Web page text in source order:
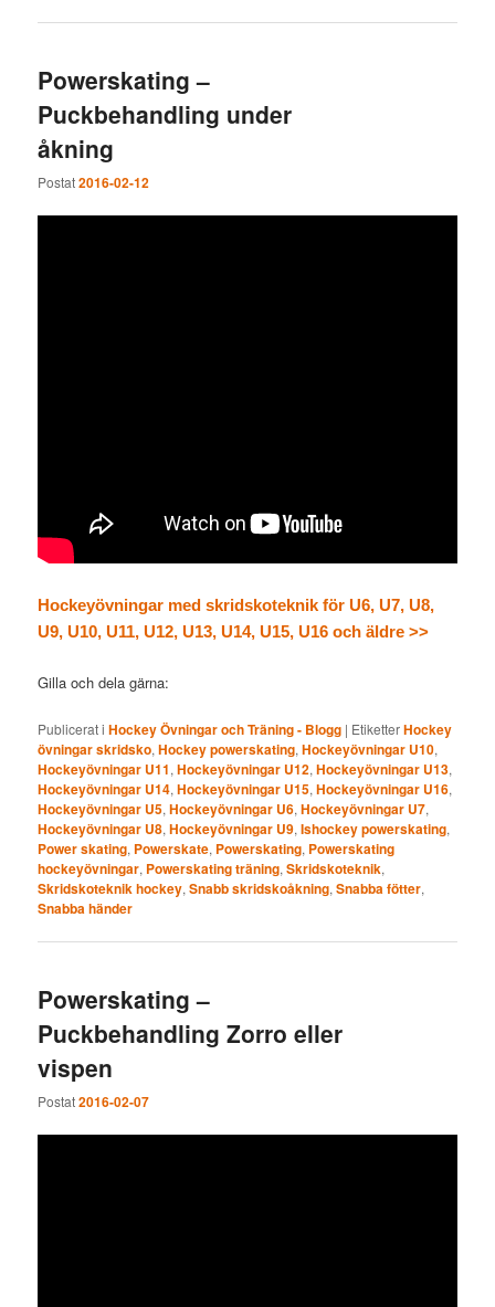
Powerskating –
Puckbehandling under
åkning
Postat2016-02-12
Hockeyövningar med skridskoteknik för U6, U7, U8,
U9, U10, U11, U12, U13, U14, U15, U16 och äldre >>
Gilla och dela gärna:
Publicerat i Hockey Övningar och Träning - Blogg | EtiketterHockey
övningar skridsko,Hockey powerskating,Hockeyövningar U10,
Hockeyövningar U11,Hockeyövningar U12,Hockeyövningar U13,
Hockeyövningar U14,Hockeyövningar U15,Hockeyövningar U16,
Hockeyövningar U5,Hockeyövningar U6,Hockeyövningar U7,
Hockeyövningar U8,Hockeyövningar U9,Ishockey powerskating,
Power skating, Powerskate, Powerskating, Powerskating
hockeyövningar, Powerskating träning,Skridskoteknik,
Skridskoteknik hockey,Snabb skridskoåkning,Snabba fötter,
Snabba händer
Powerskating –
Puckbehandling Zorro eller
vispen
Postat2016-02-07